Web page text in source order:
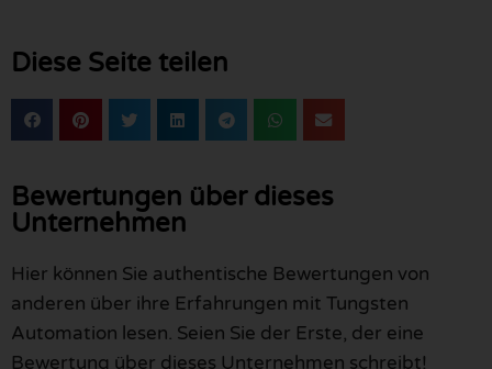
Diese Seite teilen
Bewertungen über dieses
Unternehmen
Hier können Sie authentische Bewertungen von
anderen über ihre Erfahrungen mit Tungsten
Automation lesen. Seien Sie der Erste, der eine
Bewertung über dieses Unternehmen schreibt!